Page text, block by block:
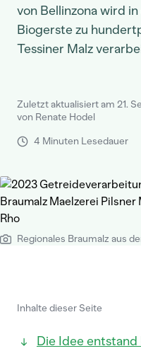
von Bellinzona wird
Biogerste zu
Tessiner Malz
Zuletzt aktualisiert am 21.
von Renate Hodel
4 Minuten Lesedauer
Regionales Braumalz aus
Inhalte dieser Seite
Die Idee